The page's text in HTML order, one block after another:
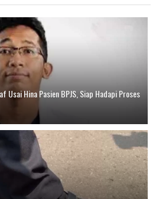
Usai Hina Pasien BPJS, Siap Hadapi Proses